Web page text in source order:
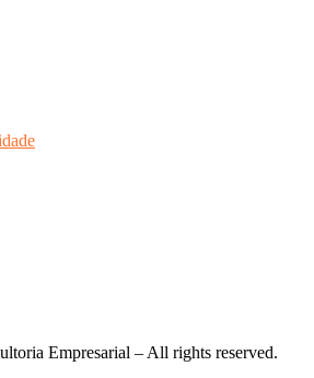
Empresarial – All rights reserved.